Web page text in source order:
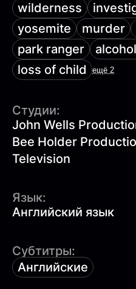
wilderness
yosemite
murder
park ranger
loss of child
ещё 2
Студии:
John Wells
Bee Holder
Television
Язык:
Английский язык
Субтитры:
Английские